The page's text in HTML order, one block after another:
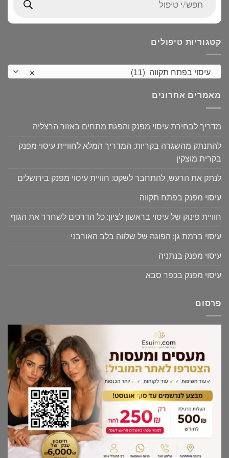
search
קטגוריות טיפולים
× עיסוי בפתח תקווה (11)
מאמרים אחרונים
מדריך לבחירת עיסוי מפנק והפגת מתחים באזור הרצליה
להתנתק מהשגרה בקריות: המדריך המלא לחוויית עיסוי מפנק
בקרית מוצקין
לנתק את הרעש, להתחבר לשקט: חוויית עיסוי מפנק בירושלים
עיסוי מפנק בפתח תקווה
חוויית פינוק של עיסוי בראשון לציון: כל הדרכים לשחרר את הגוף
עיסוי ברמת גן: הפוגה של שלווה בלב האורבני
עיסוי מפנק בנתניה
עיסוי מפנק בכפר סבא
פרסום